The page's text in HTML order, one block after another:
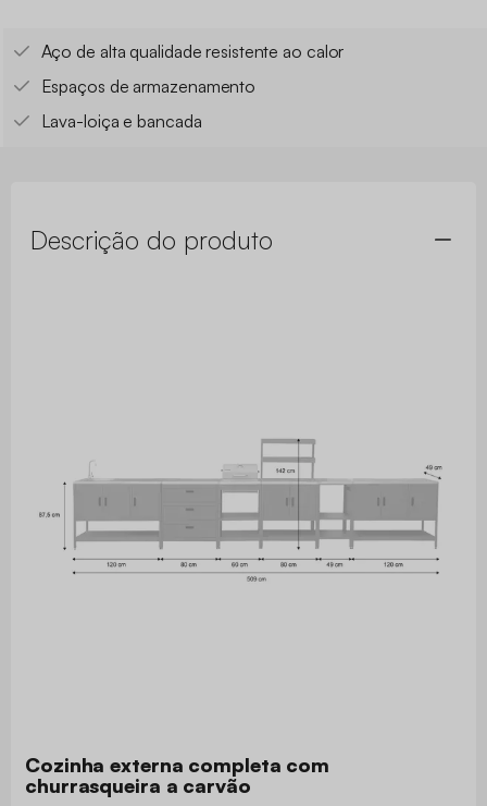
Aço de alta qualidade resistente ao calor
Espaços de armazenamento
Lava-loiça e bancada
Descrição do produto
Cozinha externa completa com
churrasqueira a carvão